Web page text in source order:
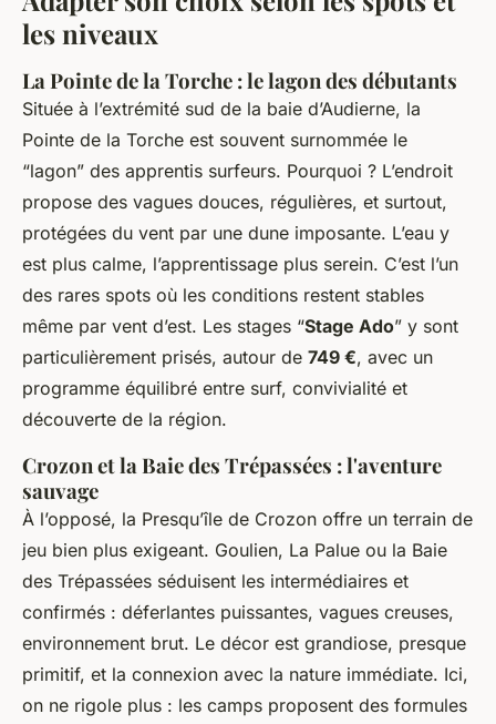
les niveaux
La Pointe de la Torche : le lagon des débutants
Située à l’extrémité sud de la baie d’Audierne, la
Pointe de la Torche est souvent surnommée le
“lagon” des apprentis surfeurs. Pourquoi ? L’endroit
propose des vagues douces, régulières, et surtout,
protégées du vent par une dune imposante. L’eau y
est plus calme, l’apprentissage plus serein. C’est l’un
des rares spots où les conditions restent stables
même par vent d’est. Les stages “Stage Ado” y sont
particulièrement prisés, autour de 749 €, avec un
programme équilibré entre surf, convivialité et
découverte de la région.
Crozon et la Baie des Trépassées : l'aventure
sauvage
À l’opposé, la Presqu’île de Crozon offre un terrain de
jeu bien plus exigeant. Goulien, La Palue ou la Baie
des Trépassées séduisent les intermédiaires et
confirmés : déferlantes puissantes, vagues creuses,
environnement brut. Le décor est grandiose, presque
primitif, et la connexion avec la nature immédiate. Ici,
on ne rigole plus : les camps proposent des formules